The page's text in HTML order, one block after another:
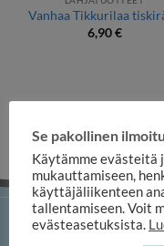
Vanhaa Tikkurilaa
6,90€
Se pakollinen
Käytämme evästeitä
mukauttamiseen,
käyttäjäliikenteen
tallentamiseen. Voit
evästeasetuksista.